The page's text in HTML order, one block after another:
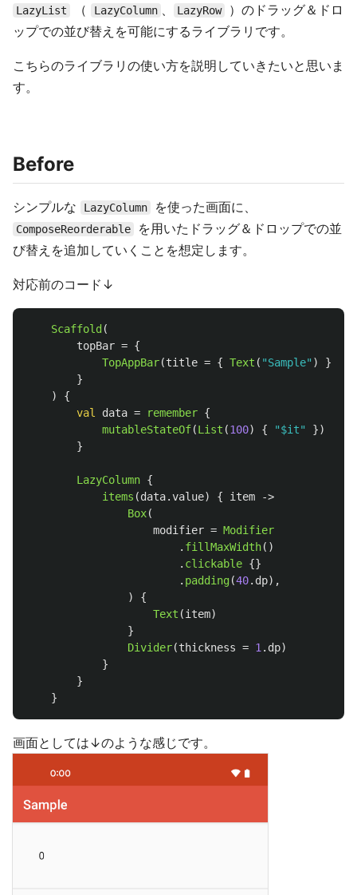
LazyList （ LazyColumn LazyRow
）のドラッグ＆ドロ
ップでの並び替えを可能にするライブラリです。
こちらのライブラリの使い方を説明していきたいと思いま
す。
Before
シンプルな LazyColumn を使った画面に、
ComposeReorderable
を用いたドラッグ＆ドロップでの並
び替えを追加していくことを想定します。
対応前のコード↓
Scaffold (
topBar = {
TopAppBar(title = { Text ( "Sample" )
})
}
)
{
val
data = remember {
mutableStateOf(List (100) { "$it"
})
}
LazyColumn {
items (data.value) { item
->
Box(
modifier = Modifier
. fillMaxWidth()
. clickable {}
. padding(40. dp),
)
{
Text (item)
}
Divider(thickness = 1 . dp)
}
}
}
画面としては↓のような感じです。